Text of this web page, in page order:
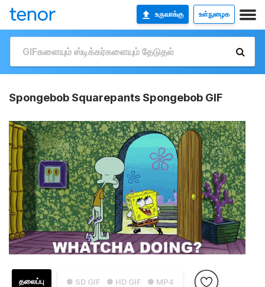
உருவாக்கு உள்நுழைக
Spongebob Squarepants Spongebob GIF
● SD GIF ● HD GIF ● MP4
தலைப்பு